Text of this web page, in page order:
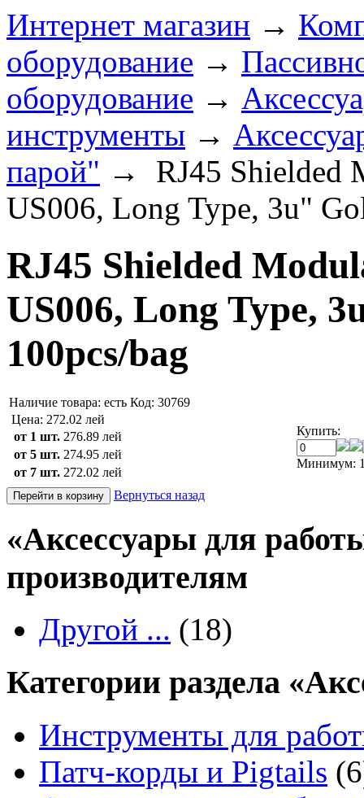
Интернет магазин →
оборудование →
оборудование →
инструменты →
парой" →
RJ45 Shielded
US006, Long Type, 3u"
RJ45 Shielded
US006, Long Type,
100pcs/bag
Наличие товара: есть Код: 30769
Цена: 272.02 лей
от 1 шт. 276.89 лей
от 5 шт. 274.95 лей
от 7 шт. 272.02 лей
Купить:
Минимум:
Вернуться назад
«Аксессуары для
производителям
Другой ... (18)
Категории раздела
Инструменты для
Патч-корды и Pigtails